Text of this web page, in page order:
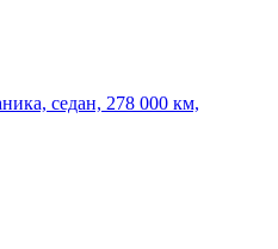
седан, 278 000 км,